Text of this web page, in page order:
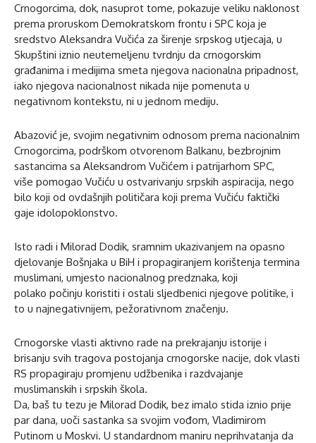
Crnogorcima, dok, nasuprot tome, pokazuje veliku naklonost
prema proruskom Demokratskom frontu i SPC koja je
sredstvo Aleksandra Vučića za širenje srpskog utjecaja, u
Skupštini iznio neutemeljenu tvrdnju da crnogorskim
građanima i medijima smeta njegova nacionalna pripadnost,
iako njegova nacionalnost nikada nije pomenuta u
negativnom kontekstu, ni u jednom mediju.
Abazović je, svojim negativnim odnosom prema nacionalnim
Crnogorcima, podrškom otvorenom Balkanu, bezbrojnim
sastancima sa Aleksandrom Vučićem i patrijarhom SPC,
više pomogao Vučiću u ostvarivanju srpskih aspiracija, nego
bilo koji od ovdašnjih političara koji prema Vučiću faktički
gaje idolopoklonstvo.
Isto radi i Milorad Dodik, sramnim ukazivanjem na opasno
djelovanje Bošnjaka u BiH i propagiranjem korištenja termina
muslimani, umjesto nacionalnog predznaka, koji
polako počinju koristiti i ostali sljedbenici njegove politike, i
to u najnegativnijem, pežorativnom značenju.
Crnogorske vlasti aktivno rade na prekrajanju istorije i
brisanju svih tragova postojanja crnogorske nacije, dok vlasti
RS propagiraju promjenu udžbenika i razdvajanje
muslimanskih i srpskih škola.
Da, baš tu tezu je Milorad Dodik, bez imalo stida iznio prije
par dana, uoči sastanka sa svojim vođom, Vladimirom
Putinom u Moskvi. U standardnom maniru neprihvatanja da